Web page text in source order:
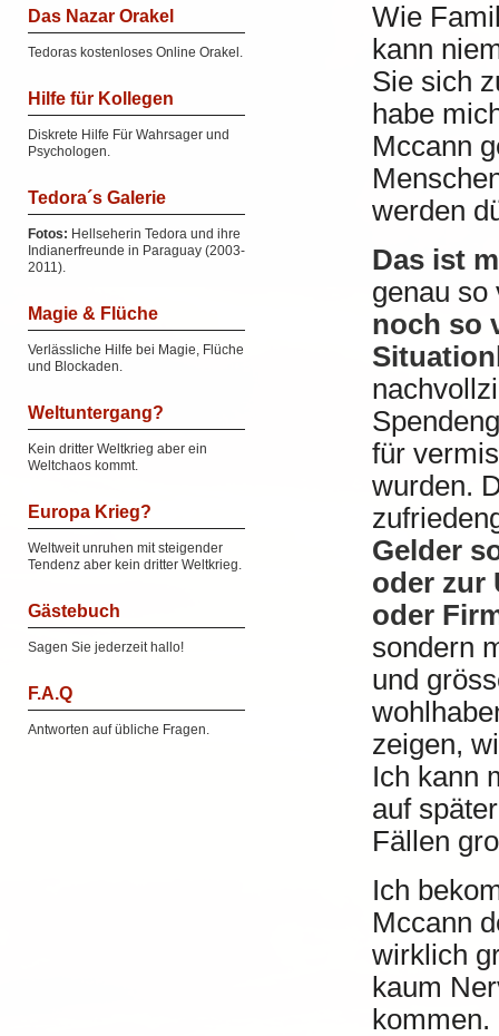
Wie
kann
Sie sich
habe
Mccann
werden
Das ist
genau
noch so
für
wurden.
Gelder
oder zur
oder
sondern
und
zeigen,
Ich kann
auf
Fällen
Ich
Mccann
wirklich
kaum
kommen.
Das Nazar Orakel
Tedoras kostenloses Online Orakel.
Hilfe für Kollegen
Diskrete Hilfe Für Wahrsager und
Psychologen.
Tedora´s Galerie
Fotos: Hellseherin Tedora und ihre
Indianerfreunde in Paraguay (2003-
2011).
Magie & Flüche
Verlässliche Hilfe bei Magie, Flüche
und Blockaden.
Weltuntergang?
Kein dritter Weltkrieg aber ein
Weltchaos kommt.
Europa Krieg?
Weltweit unruhen mit steigender
Tendenz aber kein dritter Weltkrieg.
Gästebuch
Sagen Sie jederzeit hallo!
F.A.Q
Antworten auf übliche Fragen.